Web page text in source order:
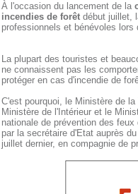
À l'occasion du lancement de la
incendies de forêtdébut juillet,
professionnels et bénévoles lors
La plupart des touristes et
ne connaissent pas les
protéger en cas d'incendie de
C'est pourquoi, le Ministère de
Ministère de l'Intérieur et le
nationale de prévention des
par la secrétaire d'Etat auprès
juillet dernier, en compagnie de